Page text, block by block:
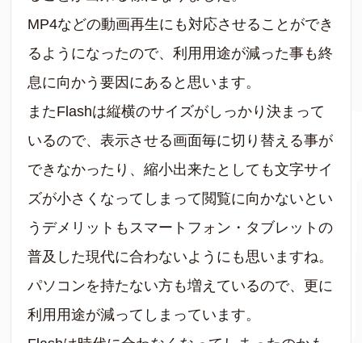
MP4などの動画再生にも対応させることができ
るようになったので、利用用途が減った事も終
息に向かう要因にあると思います。
またFlashは縦横のサイズがしっかり決まって
いるので、表示させる画面毎に切り替える事が
できなかったり、縮小出来たとしても文字サイ
ズが小さくなってしまって閲覧に向かないとい
うデメリットもスマートフォン・タブレットの
普及した現代に合わないようにも思いますね。
パソコンを持たない方も増えているので、更に
利用用途が減ってしまっています。